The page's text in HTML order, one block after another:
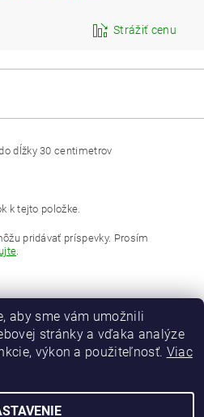
Strážiť cenu
dĺžky 30 centimetrov
k tejto položke.
pridávať príspevky. Prosím
.
aby sme vám umožnili
stránky a vďaka analýze
výkon a použiteľnosť. Viac